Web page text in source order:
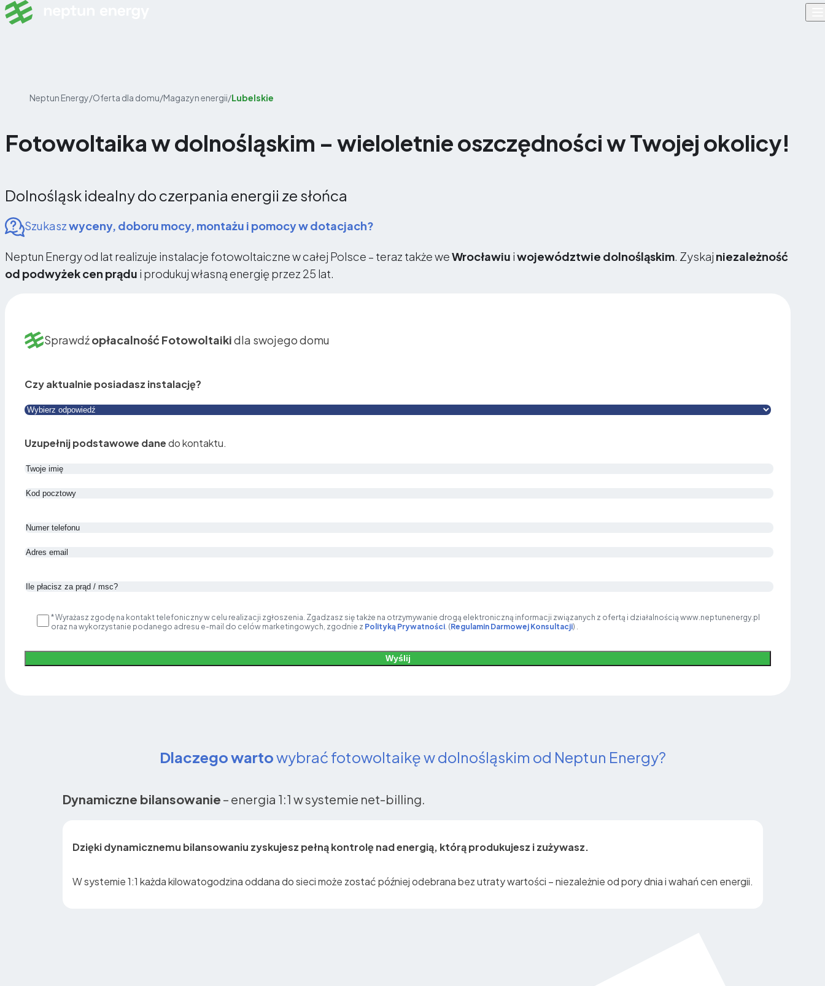
Skip to content
Neptun Energy/Oferta dla domu/Magazyn energii/Lubelskie
Fotowoltaika w dolnośląskim – wieloletnie oszczędności w Twojej okolicy!
Dolnośląsk idealny do czerpania energii ze słońca
Szukaszwyceny, doboru mocy, montażu i pomocy w dotacjach?
Neptun Energy od lat realizuje instalacje fotowoltaiczne w całej Polsce – teraz także weWrocławiu iwojewództwie dolnośląskim . Zyskaj niezależność
od podwyżek cen prądu i produkuj własną energię przez 25 lat.
Sprawdźopłacalność Fotowoltaikidla swojego domu
Czy aktualnie posiadasz instalację?
Uzupełnij podstawowe danedo kontaktu.
* Wyrażasz zgodę na kontakt telefoniczny w celu realizacji zgłoszenia. Zgadzasz się także na otrzymywanie drogą elektroniczną informacji związanych z ofertą i działalnością www.neptunenergy.pl
oraz na wykorzystanie podanego adresu e-mail do celów marketingowych, zgodnie z Polityką Prywatności . (Regulamin Darmowej Konsultacji) .
Wyślij
Dlaczego wartowybrać fotowoltaikę w dolnośląskim od Neptun Energy?
Dynamiczne bilansowanie – energia 1:1 w systemie net-billing.
Dzięki dynamicznemu bilansowaniu zyskujesz pełną kontrolę nad energią, którą produkujesz i zużywasz.
W systemie 1:1 każda kilowatogodzina oddana do sieci może zostać później odebrana bez utraty wartości – niezależnie od pory dnia i wahań cen energii.